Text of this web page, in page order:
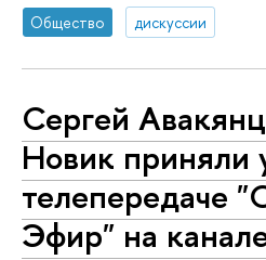
Общество дискуссии
Сергей
Новик приняли
телепередаче
Эфир" на